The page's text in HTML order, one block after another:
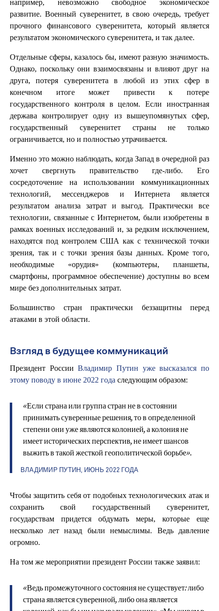
например, невозможно свободное экономическое
развитие. Военный суверенитет, в свою очередь, требует
прочного финансового суверенитета, который является
результатом экономического суверенитета, и так далее.
Отдельные сферы, казалось бы, имеют разную значимость.
Однако, поскольку они взаимосвязаны и влияют друг на
друга, потеря суверенитета в любой из этих сфер в
конечном итоге может привести к потере
государственного контроля в целом. Если иностранная
держава контролирует одну из вышеупомянутых сфер,
государственный суверенитет страны не только
ограничивается, но и полностью утрачивается.
Именно это можно наблюдать, когда Запад в очередной раз
хочет свергнуть правительство где-либо. Его
сосредоточение на использовании коммуникационных
технологий, мессенджеров и Интернета является
результатом анализа затрат и выгод. Практически все
технологии, связанные с Интернетом, были изобретены в
рамках военных исследований и, за редким исключением,
находятся под контролем США как с технической точки
зрения, так и с точки зрения базы данных. Кроме того,
необходимые «орудия» (компьютеры, планшеты,
смартфоны, программное обеспечение) доступны во всем
мире без дополнительных затрат.
Большинство стран практически беззащитны перед
атаками в этой области.
Взгляд в будущее коммуникаций
Президент РоссииВладимир Путин уже высказался по
этому поводу в июне 2022 года следующим образом:
«Если страна или группа стран не в состоянии
принимать суверенные решения, то в определенной
степени они уже являются колонией, а колония не
имеет исторических перспектив, не имеет шансов
выжить в такой жесткой геополитической борьбе».
ВЛАДИМИР ПУТИН, ИЮНЬ 2022 ГОДА
Чтобы защитить себя от подобных технологических атак и
сохранить свой государственный суверенитет,
государствам придется обдумать меры, которые еще
несколько лет назад были немыслимы. Ведь давление
огромно.
На том же мероприятии президент России также заявил:
«Ведь промежуточного состояния не существует: либо
страна является суверенной, либо она является